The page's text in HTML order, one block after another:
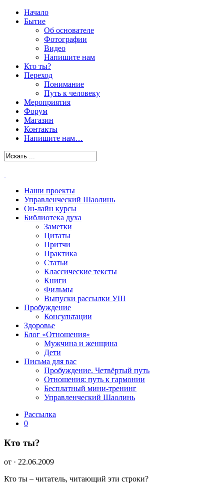
Начало
Бытие
Об основателе
Фотографии
Видео
Напишите нам
Кто ты?
Переход
Понимание
Путь к человеку
Мероприятия
Форум
Магазин
Контакты
Напишите нам…
Наши проекты
Управленческий Шаолинь
Он-лайн курсы
Библиотека духа
Заметки
Цитаты
Притчи
Практика
Статьи
Классические тексты
Книги
Фильмы
Выпуски рассылки УШ
Пробуждение
Консультации
Здоровье
Блог «Отношения»
Мужчина и женщина
Дети
Письма для вас
Пробуждение. Четвёртый путь
Отношения: путь к гармонии
Бесплатный мини-тренинг
Управленческий Шаолинь
Рассылка
0
Кто ты?
от · 22.06.2009
Кто ты – читатель, читающий эти строки?